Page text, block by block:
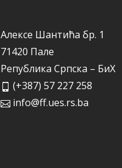
Алексе Шантића бр. 1
71420 Пале
Република Српска – БиХ
(+387) 57 227 258
info@ff.ues.rs.ba